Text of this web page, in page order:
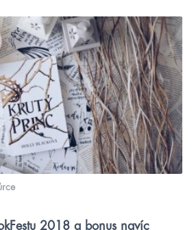
2018 a bonus navíc